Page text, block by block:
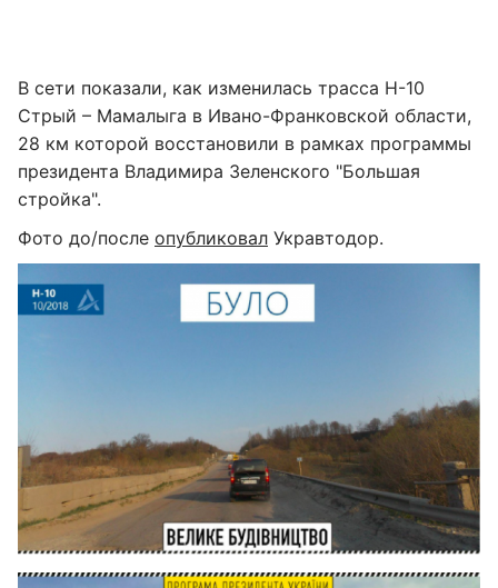
В сети показали, как изменилась трасса Н-10
Стрый – Мамалыга в Ивано-Франковской области,
28 км которой восстановили в рамках программы
президента Владимира Зеленского "Большая
стройка".
Фото до/после опубликовал Укравтодор.